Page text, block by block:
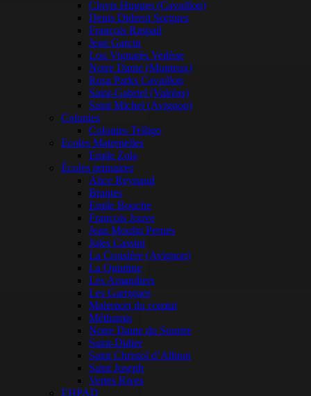
Clovis Hugues (Cavaillon)
Denis Diderot Sorgues
François Raspail
Jean Garcin
Lou Vignarès Vedène
Notre Dame (Monteux)
Rosa Parks Cavaillon
Saint-Gabriel (Valréas)
Saint Michel (Avignon)
Colonies
Colonies Telligo
Ecoles Maternelles
Emile Zola
Écoles primaires
Alice Reynaud
Brantes
Emile Bouche
François Jouve
Jean Moulin Pernes
Jules Cassini
La Croisière (Avignon)
La Quintine
Les Amandiers
Les Garrigues
Malemort du comtat
Méthamis
Notre Dame du Sourire
Saint-Didier
Saint Christol d’Albion
Saint Joseph
Vertes Rives
EHPAD